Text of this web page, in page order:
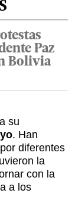
Paz
Bolivia
a su
. Han
diferentes
la
con la
a los